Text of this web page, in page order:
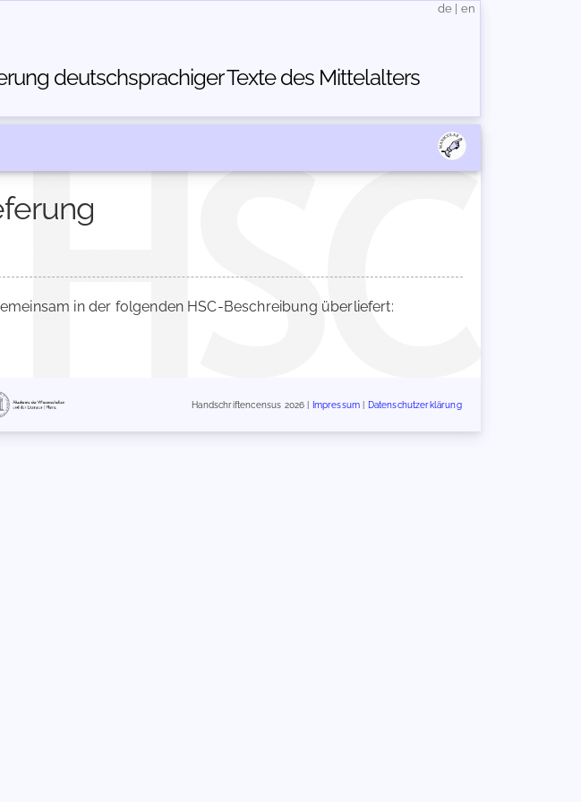
deutschsprachiger Texte des Mittelalters
de en
in der folgenden HSC-Beschreibung überliefert:
Handschriftencensus 2026 | Impressum Datenschutzerklärung